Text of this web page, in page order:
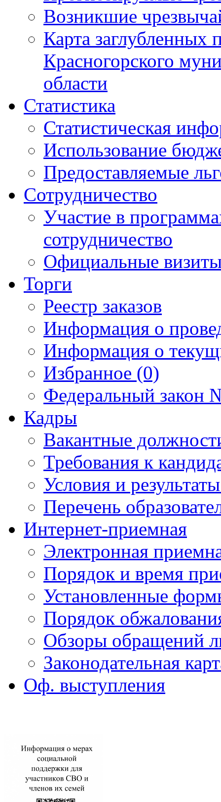
Возникшие
Карта
Красногорского
области
Статистика
Статистическая
Использование
Предоставляемые
Сотрудничество
Участие в
сотрудничество
Официальные
Торги
Реестр заказов
Информация о
Информация о
Избранное (0)
Федеральный закон
Кадры
Вакантные
Требования к
Условия и
Перечень
Интернет-приемная
Электронная
Порядок и время
Установленные
Порядок
Обзоры обращений
Законодательная
Оф. выступления